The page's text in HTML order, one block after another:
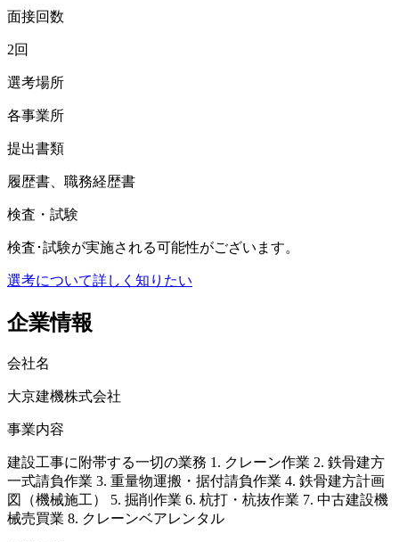
面接回数
2回
選考場所
各事業所
提出書類
履歴書、職務経歴書
検査・試験
検査･試験が実施される可能性がございます。
選考について詳しく知りたい
企業情報
会社名
大京建機株式会社
事業内容
建設工事に附帯する一切の業務 1. クレーン作業 2. 鉄骨建方
一式請負作業 3. 重量物運搬・据付請負作業 4. 鉄骨建方計画
図（機械施工） 5. 掘削作業 6. 杭打・杭抜作業 7. 中古建設機
械売買業 8. クレーンベアレンタル